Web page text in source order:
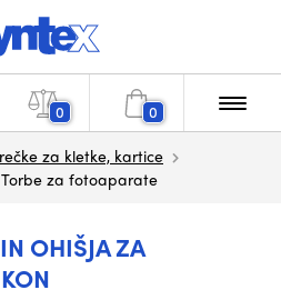
0 0
za kletke, kartice
Torbe za fotoaparate
OHIŠJA ZA